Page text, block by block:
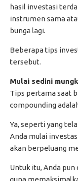
hasil investasi
instrumen sama
bunga lagi.
Beberapa tips
tersebut.
Mulai sedini
Tips pertama saat
compounding
Ya, seperti yang
Anda mulai
akan berpeluang
Untuk itu, Anda